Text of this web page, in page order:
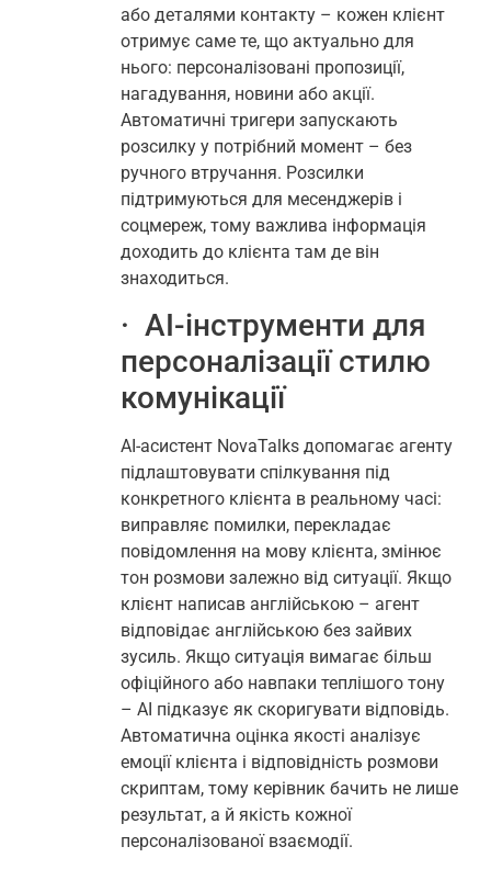
або деталями контакту – кожен клієнт
отримує саме те, що актуально для
нього: персоналізовані пропозиції,
нагадування, новини або акції.
Автоматичні тригери запускають
розсилку у потрібний момент – без
ручного втручання. Розсилки
підтримуються для месенджерів і
соцмереж, тому важлива інформація
доходить до клієнта там де він
знаходиться.
· AI-інструменти для
персоналізації стилю
комунікації
AI-асистент NovaTalks допомагає агенту
підлаштовувати спілкування під
конкретного клієнта в реальному часі:
виправляє помилки, перекладає
повідомлення на мову клієнта, змінює
тон розмови залежно від ситуації. Якщо
клієнт написав англійською – агент
відповідає англійською без зайвих
зусиль. Якщо ситуація вимагає більш
офіційного або навпаки теплішого тону
– AI підказує як скоригувати відповідь.
Автоматична оцінка якості аналізує
емоції клієнта і відповідність розмови
скриптам, тому керівник бачить не лише
результат, а й якість кожної
персоналізованої взаємодії.